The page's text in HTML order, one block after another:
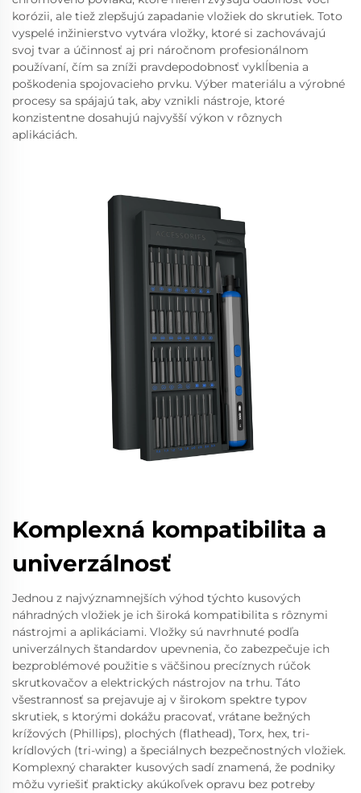
korózii, ale tiež zlepšujú zapadanie vložiek do skrutiek. Toto
vyspelé inžinierstvo vytvára vložky, ktoré si zachovávajú
svoj tvar a účinnosť aj pri náročnom profesionálnom
používaní, čím sa zníži pravdepodobnosť vyklĺbenia a
poškodenia spojovacieho prvku. Výber materiálu a výrobné
procesy sa spájajú tak, aby vznikli nástroje, ktoré
konzistentne dosahujú najvyšší výkon v rôznych
aplikáciách.
Komplexná kompatibilita a
univerzálnosť
Jednou z najvýznamnejších výhod týchto kusových
náhradných vložiek je ich široká kompatibilita s rôznymi
nástrojmi a aplikáciami. Vložky sú navrhnuté podľa
univerzálnych štandardov upevnenia, čo zabezpečuje ich
bezproblémové použitie s väčšinou precíznych rúčok
skrutkovačov a elektrických nástrojov na trhu. Táto
všestrannosť sa prejavuje aj v širokom spektre typov
skrutiek, s ktorými dokážu pracovať, vrátane bežných
krížových (Phillips), plochých (flathead), Torx, hex, tri-
krídlových (tri-wing) a špeciálnych bezpečnostných vložiek.
Komplexný charakter kusových sadí znamená, že podniky
môžu vyriešiť prakticky akúkoľvek opravu bez potreby